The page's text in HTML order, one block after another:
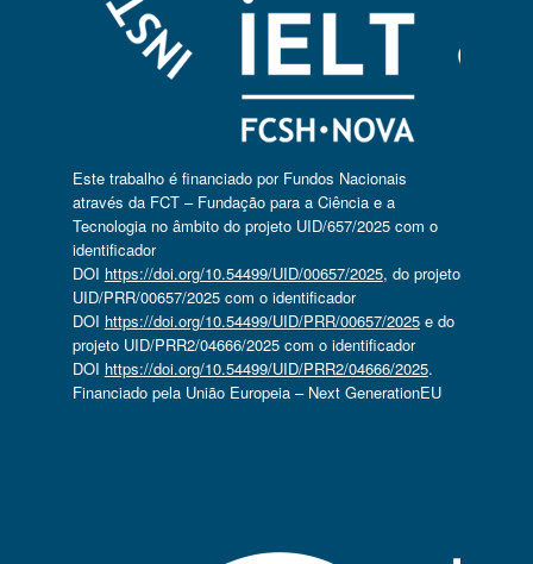
Este trabalho é financiado por Fundos Nacionais
através da FCT – Fundação para a Ciência e a
Tecnologia no âmbito do projeto UID/657/2025 com o
identificador
DOI https://doi.org/10.54499/UID/00657/2025, do projeto
UID/PRR/00657/2025 com o identificador
DOI https://doi.org/10.54499/UID/PRR/00657/2025e do
projeto UID/PRR2/04666/2025 com o identificador
DOI https://doi.org/10.54499/UID/PRR2/04666/2025.
Financiado pela União Europeia – Next GenerationEU